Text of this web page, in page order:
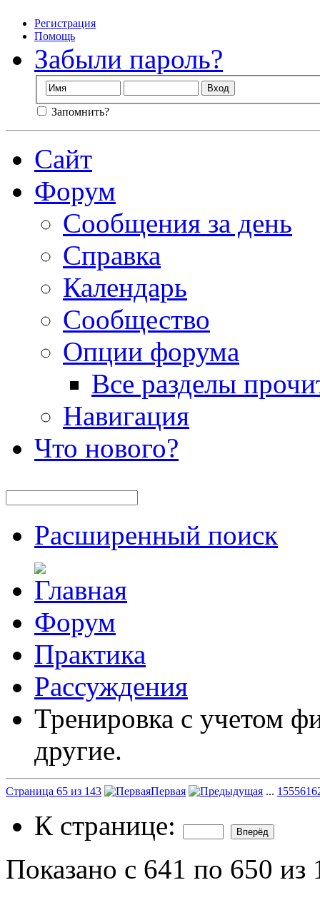
Регистрация
Помощь
Забыли пароль?
Запомнить?
Сайт
Форум
Сообщения за день
Справка
Календарь
Сообщество
Опции форума
Все разделы
Навигация
Что нового?
Расширенный поиск
Форум
Практика
Рассуждения
Тренировка с учетом
другие.
Страница 65 из 143 Первая ... 155561
К странице:
Показано с 641 по 650 из